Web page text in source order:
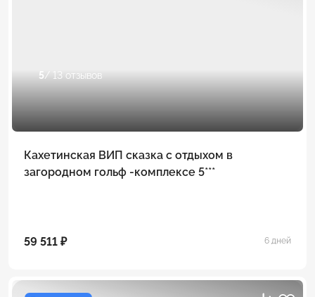
5/ 13 отзывов
Кахетинская ВИП сказка с отдыхом в
загородном гольф -комплексе 5***
59 511 ₽ 6 дней